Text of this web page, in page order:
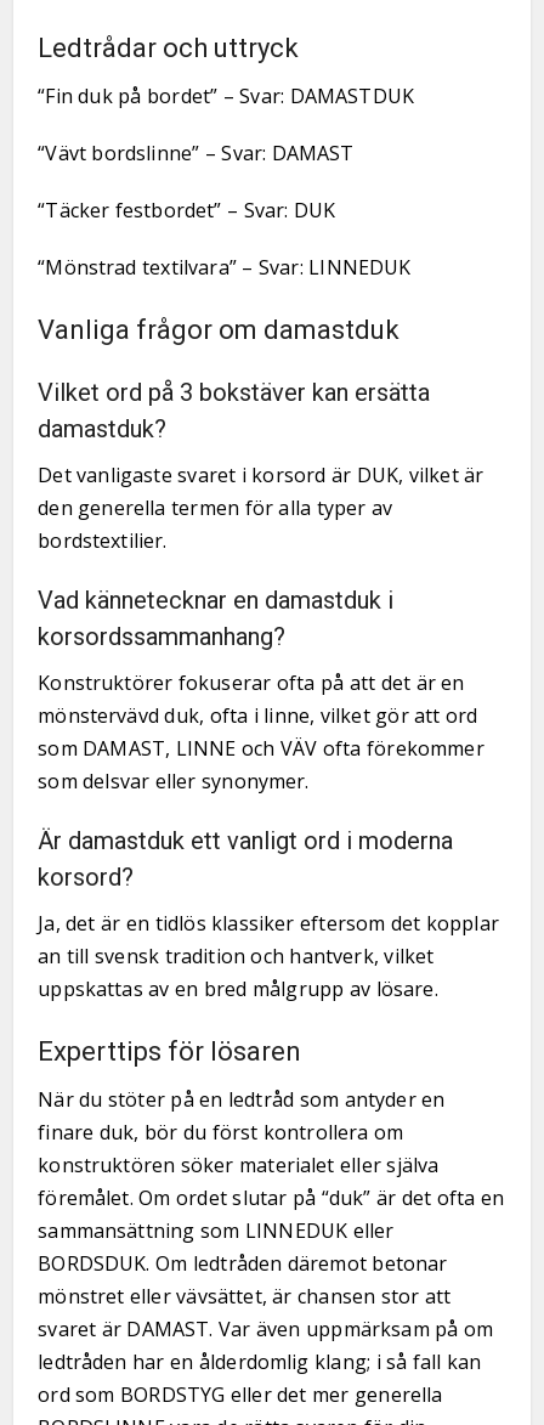
Ledtrådar och uttryck
“Fin duk på bordet” – Svar: DAMASTDUK
“Vävt bordslinne” – Svar: DAMAST
“Täcker festbordet” – Svar: DUK
“Mönstrad textilvara” – Svar: LINNEDUK
Vanliga frågor om damastduk
Vilket ord på 3 bokstäver kan ersätta
damastduk?
Det vanligaste svaret i korsord är DUK, vilket är
den generella termen för alla typer av
bordstextilier.
Vad kännetecknar en damastduk i
korsordssammanhang?
Konstruktörer fokuserar ofta på att det är en
mönstervävd duk, ofta i linne, vilket gör att ord
som DAMAST, LINNE och VÄV ofta förekommer
som delsvar eller synonymer.
Är damastduk ett vanligt ord i moderna
korsord?
Ja, det är en tidlös klassiker eftersom det kopplar
an till svensk tradition och hantverk, vilket
uppskattas av en bred målgrupp av lösare.
Experttips för lösaren
När du stöter på en ledtråd som antyder en
finare duk, bör du först kontrollera om
konstruktören söker materialet eller själva
föremålet. Om ordet slutar på “duk” är det ofta en
sammansättning som LINNEDUK eller
BORDSDUK. Om ledtråden däremot betonar
mönstret eller vävsättet, är chansen stor att
svaret är DAMAST. Var även uppmärksam på om
ledtråden har en ålderdomlig klang; i så fall kan
ord som BORDSTYG eller det mer generella